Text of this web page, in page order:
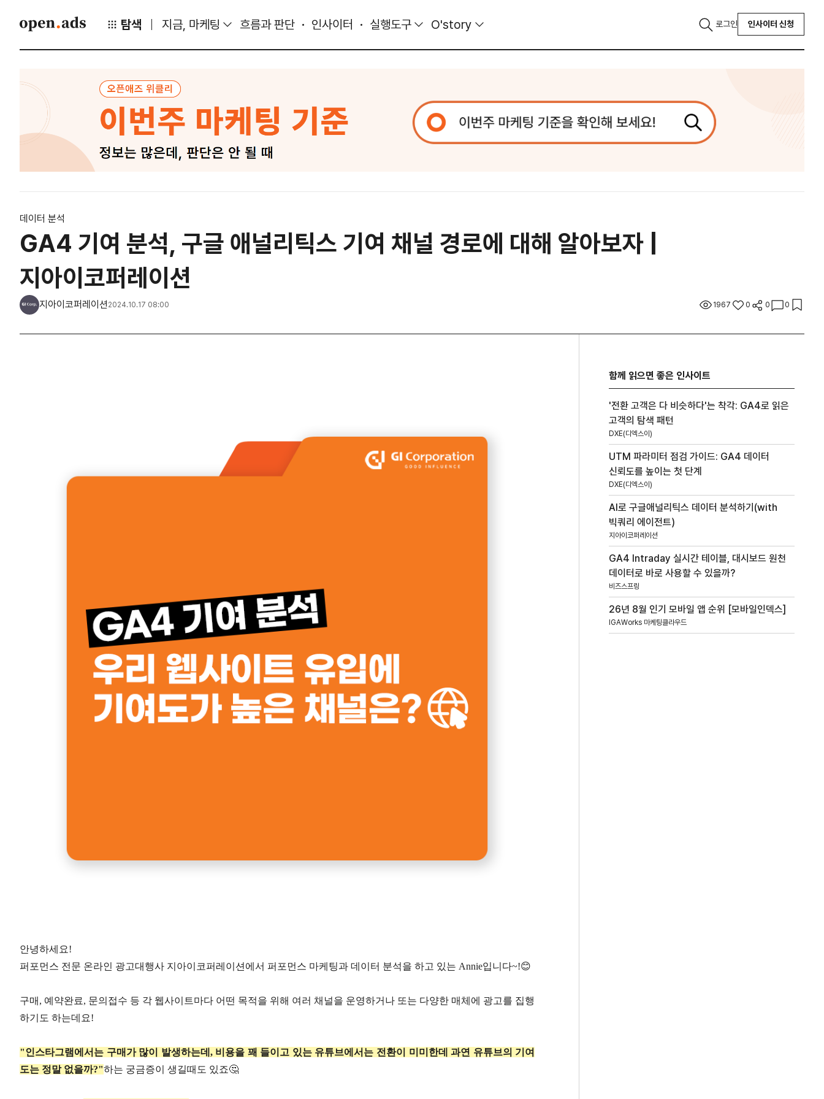
탐색 지금, 마케팅 흐름과 판단 인사이터 실행도구 O'story 로그인 인사이터 신청
데이터 분석
GA4 기여 분석, 구글 애널리틱스 기여 채널 경로에 대해 알아보자 |
지아이코퍼레이션
지아이코퍼레이션 2024.10.17 08:00 1967 0 0 0
안녕하세요!
퍼포먼스 전문 온라인 광고대행사 지아이코퍼레이션에서 퍼포먼스 마케팅과 데이터 분석을 하고 있는 Annie입니다~!😊
구매, 예약완료, 문의접수 등 각 웹사이트마다 어떤 목적을 위해 여러 채널을 운영하거나 또는 다양한 매체에 광고를 집행
하기도 하는데요!
"인스타그램에서는 구매가 많이 발생하는데, 비용을 꽤 들이고 있는 유튜브에서는 전환이 미미한데 과연 유튜브의 기여
도는 정말 없을까?"하는 궁금증이 생길때도 있죠🤔
함께 읽으면 좋은 인사이트
'전환 고객은 다 비슷하다'는 착각: GA4로 읽은
고객의 탐색 패턴
DXE(디엑스이)
UTM 파라미터 점검 가이드: GA4 데이터
신뢰도를 높이는 첫 단계
DXE(디엑스이)
AI로 구글애널리틱스 데이터 분석하기(with
빅쿼리 에이전트)
지아이코퍼레이션
GA4 Intraday 실시간 테이블, 대시보드 원천
데이터로 바로 사용할 수 있을까?
비즈스프링
26년 8월 인기 모바일 앱 순위 [모바일인덱스]
IGAWorks 마케팅클라우드